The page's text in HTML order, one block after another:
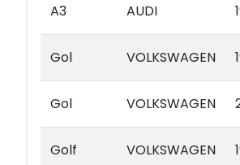
A3 AUDI
Gol VOLKSWAGEN
Gol VOLKSWAGEN
Golf VOLKSWAGEN